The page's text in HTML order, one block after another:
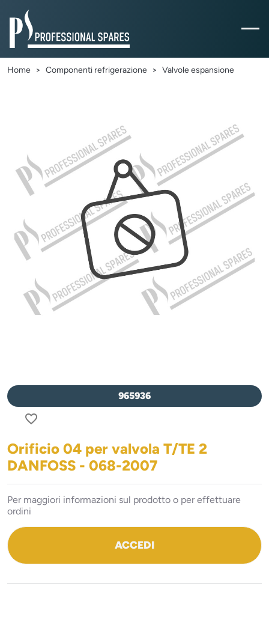
Home Componenti refrigerazione Valvole espansione
965936
favorite_border
Orificio 04 per valvola T/TE 2
DANFOSS - 068-2007
Per maggiori informazioni sul prodotto o per effettuare
ordini
ACCEDI